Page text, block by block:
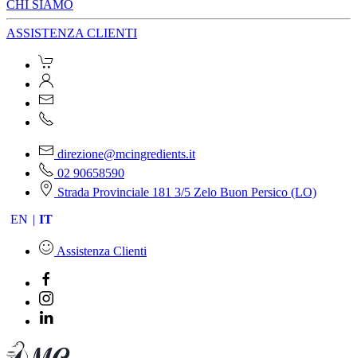
CHI SIAMO
ASSISTENZA CLIENTI
direzione@mcingredients.it
02 90658590
Strada Provinciale 181 3/5 Zelo Buon Persico (LO)
EN
IT
Assistenza Clienti